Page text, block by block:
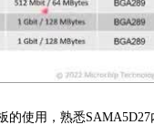
使用，熟悉